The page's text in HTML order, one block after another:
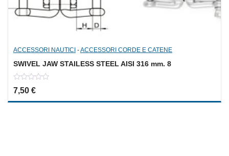
ACCESSORI NAUTICI -ACCESSORI CORDE E CATENE
SWIVEL JAW STAILESS STEEL AISI 316 mm. 8
0
out
of
7,50 €